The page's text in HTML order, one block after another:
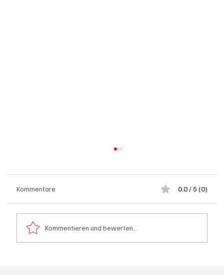
Kommentare 0.0 / 5 (0)
Kommentieren und bewerten...